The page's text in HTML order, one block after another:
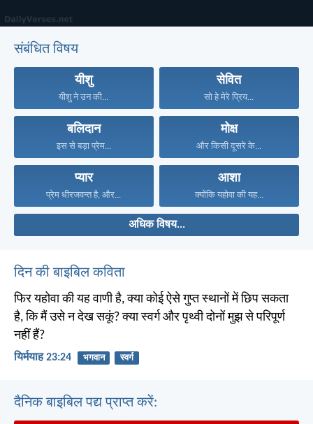
संबंधित विषय
यीशु
यीशु ने उन की...
सेवित
सो हे मेरे प्रिय...
बलिदान
इस से बड़ा प्रेम...
मोक्ष
और किसी दूसरे के...
प्यार
प्रेम धीरजवन्त है, और...
आशा
क्योंकि यहोवा की यह...
अधिक विषय...
दिन की बाइबिल कविता
फिर यहोवा की यह वाणी है, क्या कोई ऐसे गुप्त स्थानों में छिप सकता
है, कि मैं उसे न देख सकूं? क्या स्वर्ग और पृथ्वी दोनों मुझ से परिपूर्ण
नहीं हैं?
यिर्मयाह 23:24 भगवान स्वर्ग
दैनिक बाइबिल पद्य प्राप्त करें: